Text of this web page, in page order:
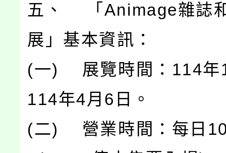
五、 「Animage雜誌
展」基本資訊：
(一) 展覽時間：114年
114年4月6日。
(二) 營業時間：每日